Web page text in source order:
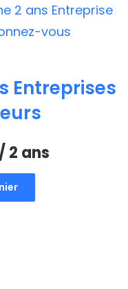
Entreprises
2 ans